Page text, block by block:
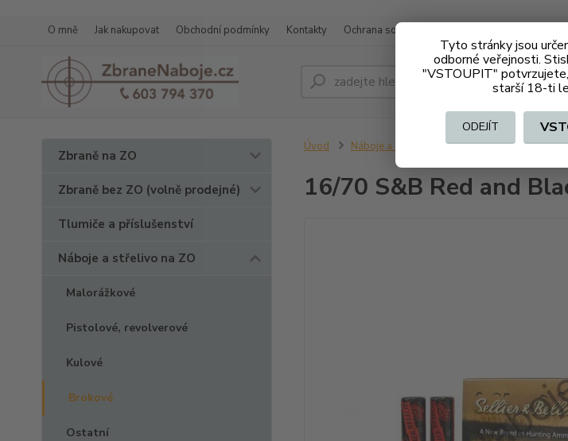
Tyto stránky jsou
odborné veřejnosti.
"VSTOUPIT"
starší 18-ti
ODEJÍT
O mně Jak nakupovat Obchodní podmínky Kontakty Ochrana soukromí
Zbraně na ZO
Zbraně bez ZO (volně prodejné)
Tlumiče a příslušenství
Náboje a střelivo na ZO
Malorážkové
Pistolové, revolverové
Kulové
Brokové
Ostatní
Úvod Náboje a střelivo na ZO Brokové 16/
16/70 S&B Red and